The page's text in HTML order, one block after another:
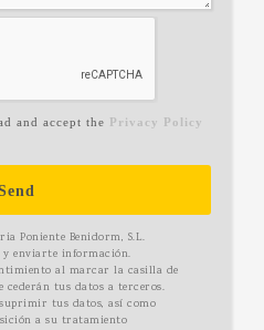
and accept the Privacy Policy
Poniente Benidorm, S.L.
enviarte información.
al marcar la casilla de
cederán tus datos a terceros.
tus datos, así como
a su tratamiento